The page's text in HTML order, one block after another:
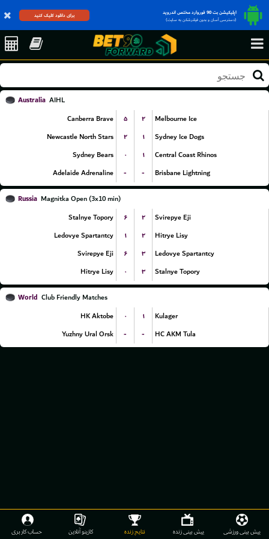
اپلیکیشن بت 90 فوروارد مختص اندروید
(دسترسی آسان و بدون فیلترشکن به سایت)
برای دانلود کلیک کنید
Australia AIHL
Canberra Brave
۵ ۲
Melbourne Ice
Newcastle North Stars
۲ ۱
Sydney Ice Dogs
Sydney Bears
۰ ۱
Central Coast Rhinos
Adelaide Adrenaline
- - Brisbane Lightning
Russia Magnitka Open (3x10 min)
Stalnye Topory
۶ ۲
Svirepye Eji
Ledovye Spartantcy
۱ ۲
Hitrye Lisy
Svirepye Eji
۶ ۳
Ledovye Spartantcy
Hitrye Lisy
۰ ۳ Stalnye Topory
World Club Friendly Matches
HK Aktobe
۰ ۱
Kulager
Yuzhny Ural Orsk
- - HC AKM Tula
پیش بینی ورزشی پیش بینی زنده نتایج زنده کازینو آنلاین حساب کاربری